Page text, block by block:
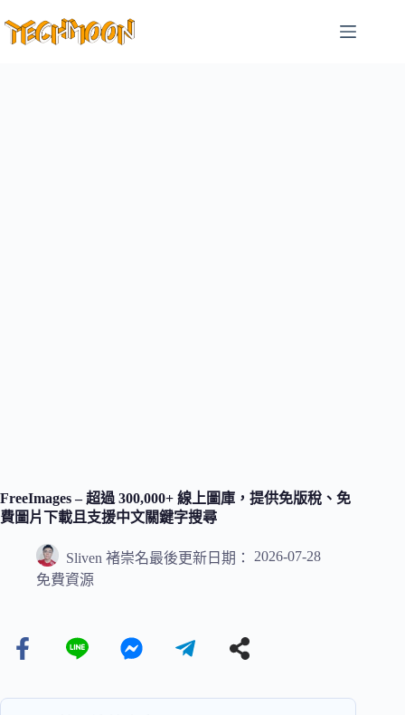
至
FreeImages – 超過 300,000+ 線上圖庫，提供免版稅、免
費圖片下載且支援中文關鍵字搜尋
Sliven 褚崇名最後更新日期：
2026-07-28
免費資源